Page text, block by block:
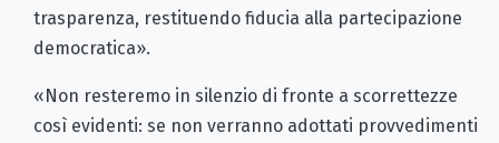
trasparenza, restituendo fiducia alla partecipazione
democratica».
«Non resteremo in silenzio di fronte a scorrettezze
così evidenti: se non verranno adottati provvedimenti